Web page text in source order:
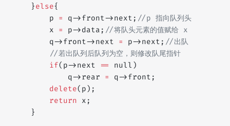
    }
else{
        p
= q->front->next; //p 指向队列头
        x
= p->data; //将队头元素的值赋给 x
        q->front->next
= p->next; //出队
        //若出队列后队列为空，则修改队尾指针
        if
(p->next ==
null)
            q->rear
=
q->front;
        delete
(p);
        return
x;
    }